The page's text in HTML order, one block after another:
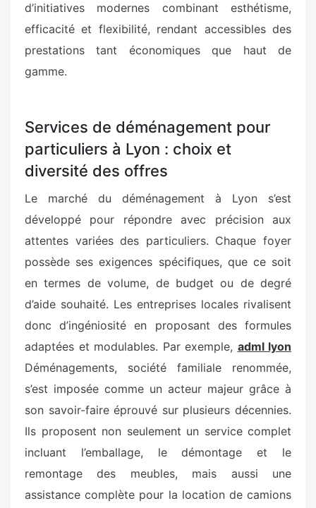
d’initiatives modernes combinant esthétisme,
efficacité et flexibilité, rendant accessibles des
prestations tant économiques que haut de
gamme.
Services de déménagement pour
particuliers à Lyon : choix et
diversité des offres
Le marché du déménagement à Lyon s’est
développé pour répondre avec précision aux
attentes variées des particuliers. Chaque foyer
possède ses exigences spécifiques, que ce soit
en termes de volume, de budget ou de degré
d’aide souhaité. Les entreprises locales rivalisent
donc d’ingéniosité en proposant des formules
adaptées et modulables. Par exemple, adml lyon
Déménagements, société familiale renommée,
s’est imposée comme un acteur majeur grâce à
son savoir-faire éprouvé sur plusieurs décennies.
Ils proposent non seulement un service complet
incluant l’emballage, le démontage et le
remontage des meubles, mais aussi une
assistance complète pour la location de camions